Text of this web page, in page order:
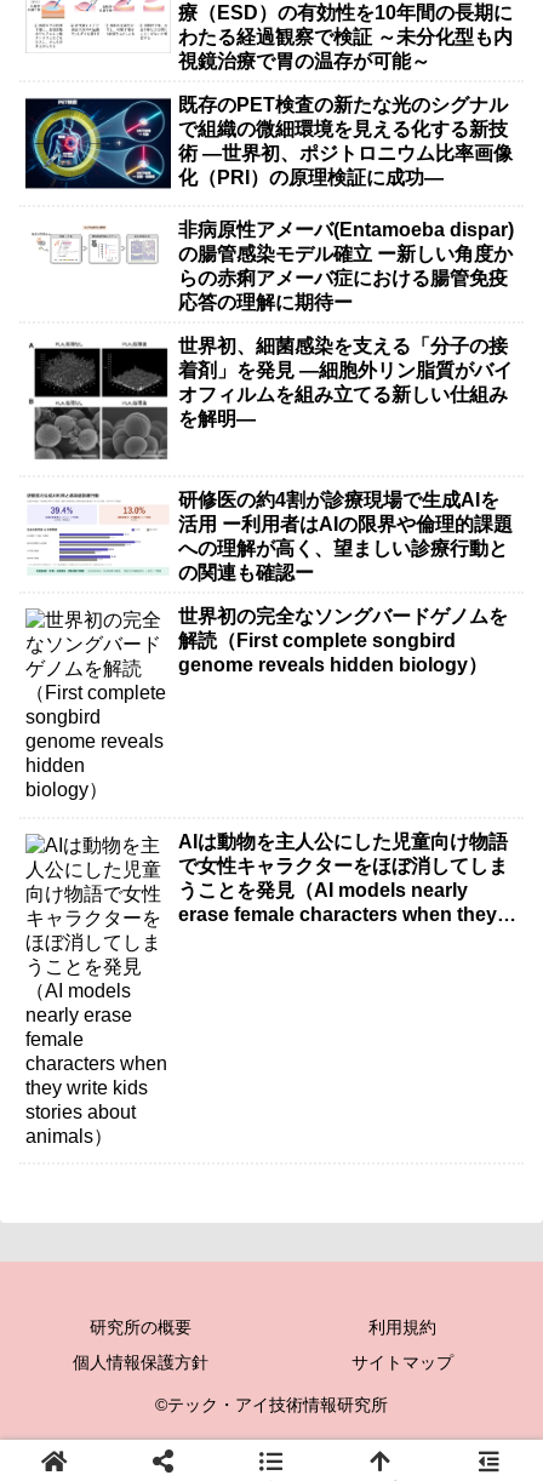
療（ESD）の有効性を10年間の長期に
わたる経過観察で検証 ～未分化型も内
視鏡治療で胃の温存が可能～
既存のPET検査の新たな光のシグナル
で組織の微細環境を見える化する新技
術 ―世界初、ポジトロニウム比率画像
化（PRI）の原理検証に成功―
非病原性アメーバ(Entamoeba dispar)
の腸管感染モデル確立 ー新しい角度か
らの赤痢アメーバ症における腸管免疫
応答の理解に期待ー
世界初、細菌感染を支える「分子の接
着剤」を発見 ―細胞外リン脂質がバイ
オフィルムを組み立てる新しい仕組み
を解明―
研修医の約4割が診療現場で生成AIを
活用 ー利用者はAIの限界や倫理的課題
への理解が高く、望ましい診療行動と
の関連も確認ー
世界初の完全なソングバードゲノムを
解読（First complete songbird
genome reveals hidden biology）
AIは動物を主人公にした児童向け物語
で女性キャラクターをほぼ消してしま
うことを発見（AI models nearly
erase female characters when they
研究所の概要
利用規約
個人情報保護方針
サイトマップ
©テック・アイ技術情報研究所